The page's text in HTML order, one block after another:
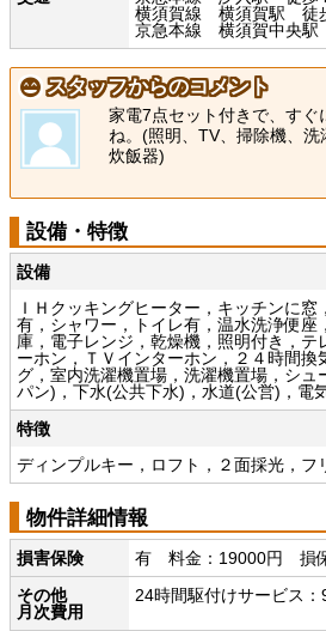
横須賀線 横須賀駅 徒
京急本線 横須賀中央
スタッフからのコメント
家電7点セット付きで、すぐ
ね。(照明、TV、掃除機、洗
炊飯器)
設備・特徴
設備
ＩＨクッキングヒーター，キッチンに
有，シャワー，トイレ有，温水洗浄便座
庫，電子レンジ，乾燥機，照明付き，テ
ーホン，ＴＶインターホン，２４時間換
グ，室内洗濯機置場，洗濯機置場，シュ
パン)，下水(公共下水)，水道(公営)，電
特徴
ディンプルキー，ロフト，２面採光，フ
物件詳細情報
損害保険
有 料金：19000円 損
その他
月次費用
24時間駆付けサービス：